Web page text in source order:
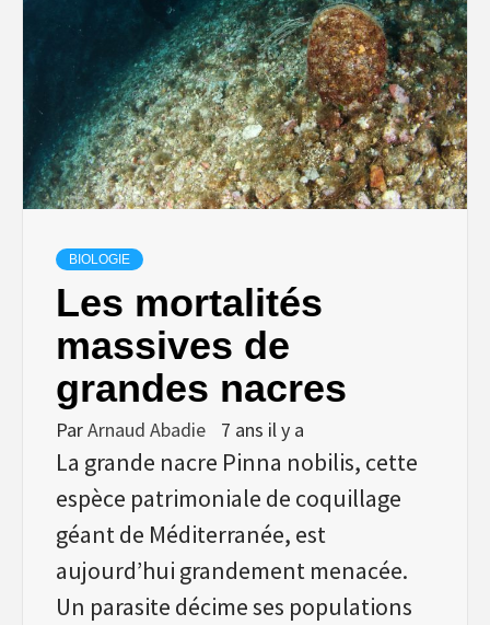
BIOLOGIE
Les mortalités
massives de
grandes nacres
ParArnaud Abadie 7 ans il y a
La grande nacre Pinna nobilis, cette
espèce patrimoniale de coquillage
géant de Méditerranée, est
aujourd’hui grandement menacée.
Un parasite décime ses populations